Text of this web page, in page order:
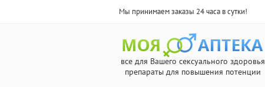
Мы принимаем заказы 24 часа в сутки!
все для Вашего сексуального здоровья
препараты для повышения потенции